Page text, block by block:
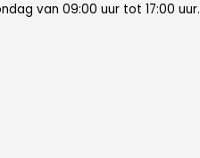
van 09:00 uur tot 17:00 uur.